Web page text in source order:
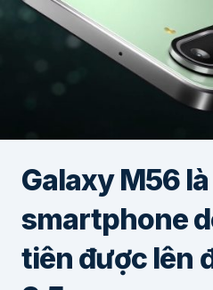
Galaxy M56 là
smartphone
tiên được lên